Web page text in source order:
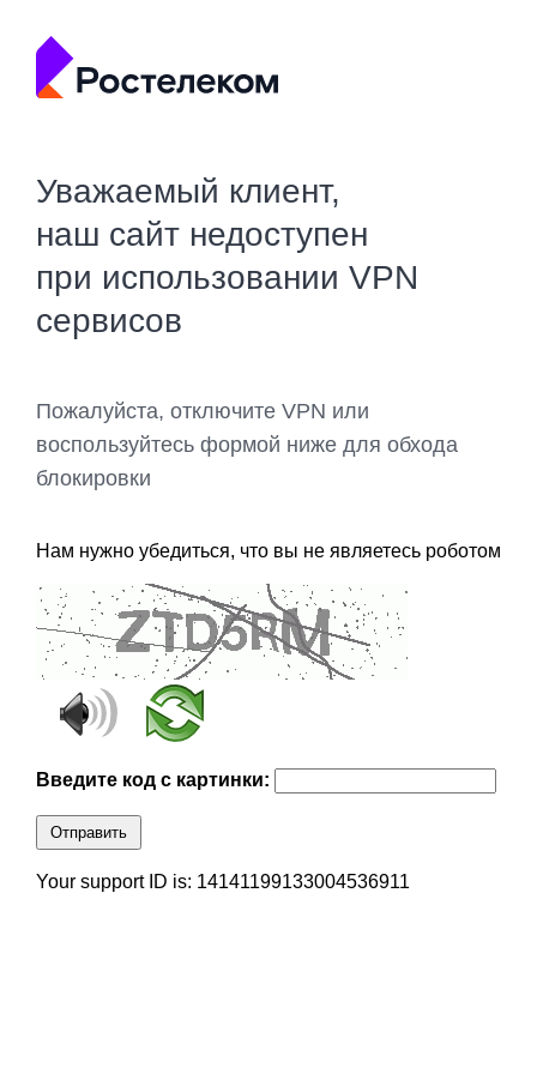
Уважаемый клиент,
наш сайт недоступен
при использовании VPN
сервисов
Пожалуйста, отключите VPN или
воспользуйтесь формой ниже для обхода
блокировки
Нам нужно убедиться, что вы не являетесь роботом
Введите код с картинки:
Отправить
Your support ID is: 14141199133004536911